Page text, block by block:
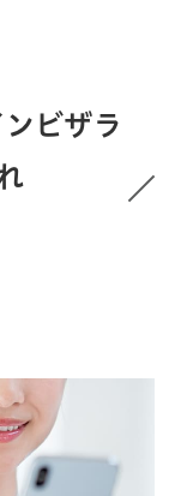
ビザラ